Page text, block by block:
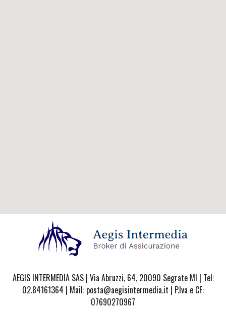
AEGIS INTERMEDIA SAS | Via Abruzzi, 64, 20090 Segrate MI | Tel:
02.84161364 | Mail: posta@aegisintermedia.it | P.Iva e CF:
07690270967